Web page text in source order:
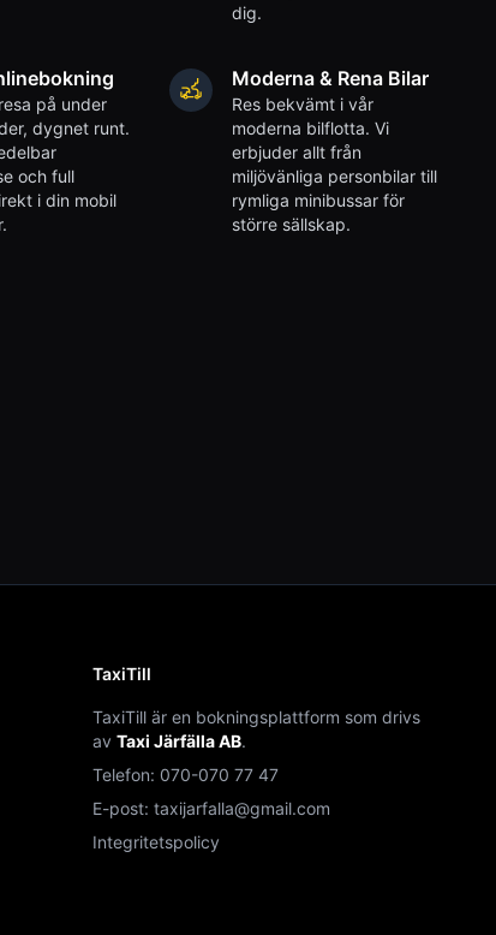
dig.
på under
dygnet runt.
och full
i din mobil
Moderna & Rena Bilar
Res bekvämt i vår
moderna bilflotta. Vi
erbjuder allt från
miljövänliga personbilar till
rymliga minibussar för
större sällskap.
TaxiTill
TaxiTill är en bokningsplattform som drivs
av Taxi Järfälla AB.
Telefon: 070-070 77 47
E-post: taxijarfalla@gmail.com
Integritetspolicy